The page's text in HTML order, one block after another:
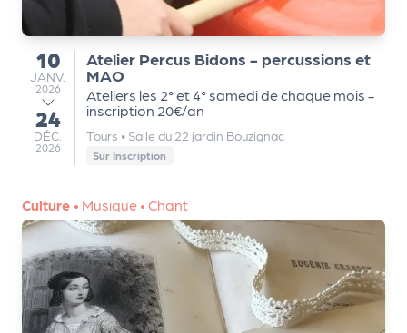
du
10
JANVIER
JANV.
2026
au
24
DÉCEMBRE
DÉC.
2026
Atelier Percus Bidons - percussions et
MAO
Ateliers les 2° et 4° samedi de chaque mois -
inscription 20€/an
Tours • Salle du 22 jardin Bouzignac
Sur Inscription
Culture • Musique • Chant
A
n
n
u
a
d
e
s
o
r
g